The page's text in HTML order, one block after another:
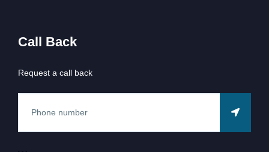
Call Back
Request a call back